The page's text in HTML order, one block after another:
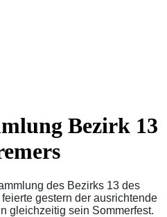
Bezirk 13
des Bezirks 13 des
gestern der ausrichtende
gleichzeitig sein Sommerfest.